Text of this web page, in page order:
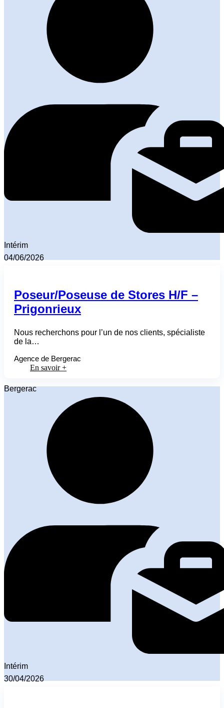
Intérim
04/06/2026
Poseur/Poseuse de Stores H/F –
Prigonrieux
Nous recherchons pour l’un de nos clients, spécialiste
de la…
Agence de Bergerac
En savoir +
Bergerac
Intérim
30/04/2026